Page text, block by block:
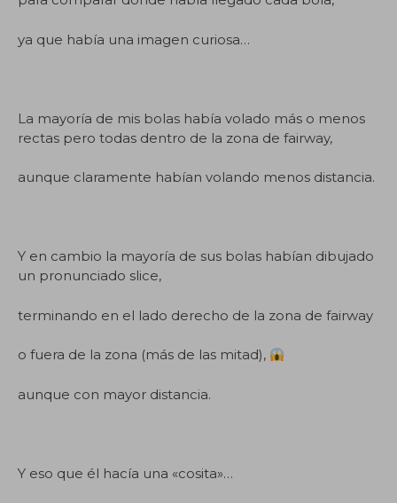
ya que había una imagen curiosa…
La mayoría de mis bolas había volado más o menos
rectas pero todas dentro de la zona de fairway,
aunque claramente habían volando menos distancia.
Y en cambio la mayoría de sus bolas habían dibujado
un pronunciado slice,
terminando en el lado derecho de la zona de fairway
o fuera de la zona (más de las mitad),
aunque con mayor distancia.
Y eso que él hacía una «cosita»…